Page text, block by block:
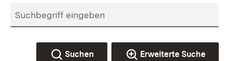
Suchen Erweiterte Suche